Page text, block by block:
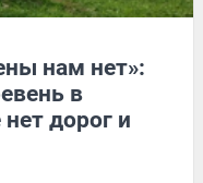
нам нет»:
в
дорог и